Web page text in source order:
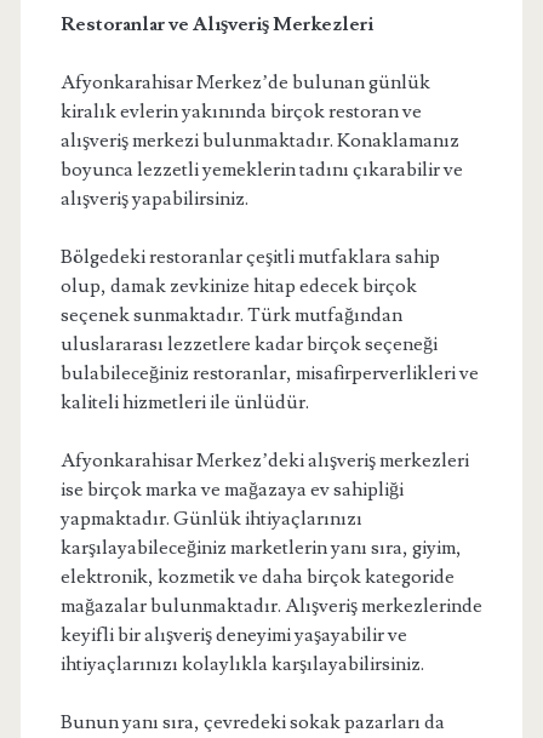
Restoranlar ve Alışveriş Merkezleri
Afyonkarahisar Merkez’de bulunan günlük
kiralık evlerin yakınında birçok restoran ve
alışveriş merkezi bulunmaktadır. Konaklamanız
boyunca lezzetli yemeklerin tadını çıkarabilir ve
alışveriş yapabilirsiniz.
Bölgedeki restoranlar çeşitli mutfaklara sahip
olup, damak zevkinize hitap edecek birçok
seçenek sunmaktadır. Türk mutfağından
uluslararası lezzetlere kadar birçok seçeneği
bulabileceğiniz restoranlar, misafirperverlikleri ve
kaliteli hizmetleri ile ünlüdür.
Afyonkarahisar Merkez’deki alışveriş merkezleri
ise birçok marka ve mağazaya ev sahipliği
yapmaktadır. Günlük ihtiyaçlarınızı
karşılayabileceğiniz marketlerin yanı sıra, giyim,
elektronik, kozmetik ve daha birçok kategoride
mağazalar bulunmaktadır. Alışveriş merkezlerinde
keyifli bir alışveriş deneyimi yaşayabilir ve
ihtiyaçlarınızı kolaylıkla karşılayabilirsiniz.
Bunun yanı sıra, çevredeki sokak pazarları da